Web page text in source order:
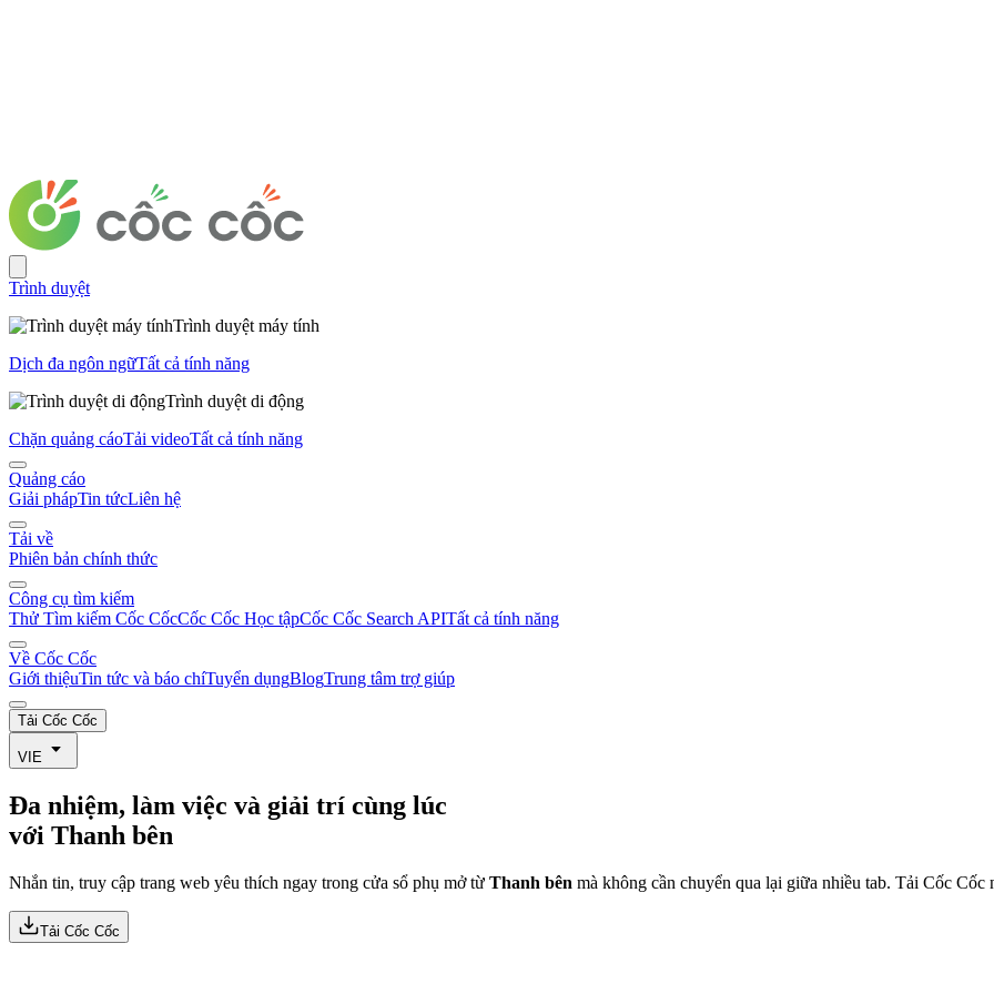
Trình duyệt
Trình duyệt máy tính
Dịch đa ngôn ngữTất cả tính năng
Trình duyệt di động
Chặn quảng cáoTải videoTất cả tính năng
Quảng cáo
Giải phápTin tứcLiên hệ
Tải về
Phiên bản chính thức
Công cụ tìm kiếm
Thử Tìm kiếm Cốc CốcCốc Cốc Học tậpCốc Cốc Search APITất cả tính năng
Về Cốc Cốc
Giới thiệuTin tức và báo chíTuyển dụngBlogTrung tâm trợ giúp
Tải Cốc Cốc
VIE
Đa nhiệm, làm việc và giải trí cùng lúc
với Thanh bên
Nhắn tin, truy cập trang web yêu thích ngay trong cửa sổ phụ mở từ Thanh bên mà không cần chuyển qua lại giữa nhiều tab. Tải Cốc Cốc
Tải Cốc Cốc